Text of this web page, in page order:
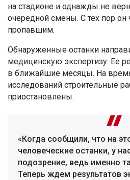
на стадионе и однажды не
очередной смены. С тех пор он
пропавшим.
Обнаруженные останки
медицинскую экспертизу. Ее
в ближайшие месяцы. На
исследований строительные
приостановлены.
«Когда сообщили, что на
человеческие останки, у
подозрение, ведь именно
Теперь ждем результатов